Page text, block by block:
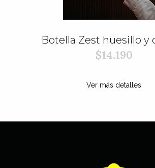
Botella Zest huesillo y
$14.190
Ver más detalles